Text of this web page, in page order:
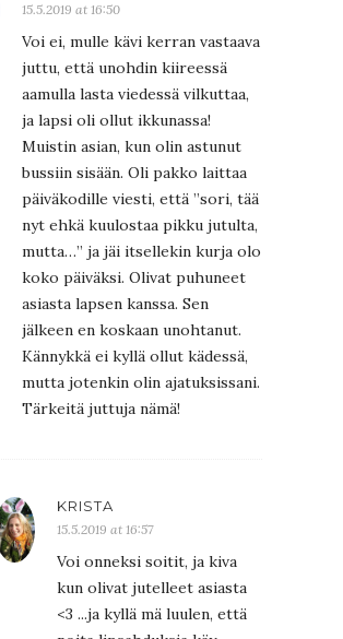
15.5.2019 at 16:50
Voi ei, mulle kävi kerran vastaava
juttu, että unohdin kiireessä
aamulla lasta viedessä vilkuttaa,
ja lapsi oli ollut ikkunassa!
Muistin asian, kun olin astunut
bussiin sisään. Oli pakko laittaa
päiväkodille viesti, että ”sori, tää
nyt ehkä kuulostaa pikku jutulta,
mutta…” ja jäi itsellekin kurja olo
koko päiväksi. Olivat puhuneet
asiasta lapsen kanssa. Sen
jälkeen en koskaan unohtanut.
Kännykkä ei kyllä ollut kädessä,
mutta jotenkin olin ajatuksissani.
Tärkeitä juttuja nämä!
KRISTA
15.5.2019 at 16:57
Voi onneksi soitit, ja kiva
kun olivat jutelleet asiasta
<3 ...ja kyllä mä luulen, että